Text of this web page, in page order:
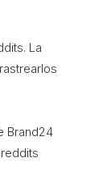
La
Brand24